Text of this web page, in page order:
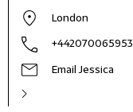
London
+442070065953
Email Jessica